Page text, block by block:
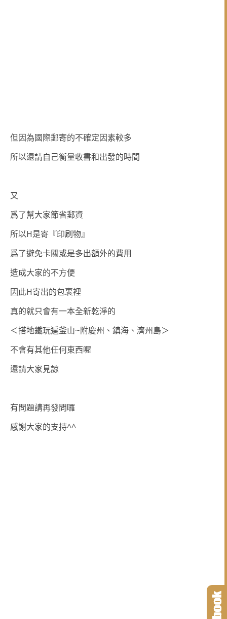
但因為國際郵寄的不確定因素較多
所以還請自己衡量收書和出發的時間
又
爲了幫大家節省郵資
所以H是寄『印刷物』
爲了避免卡關或是多出額外的費用
造成大家的不方便
因此H寄出的包裹裡
真的就只會有一本全新乾淨的
＜搭地鐵玩遍釜山~ 附慶州、鎮海、濟州島＞
不會有其他任何東西喔
還請大家見諒
有問題請再發問囉
感謝大家的支持^^